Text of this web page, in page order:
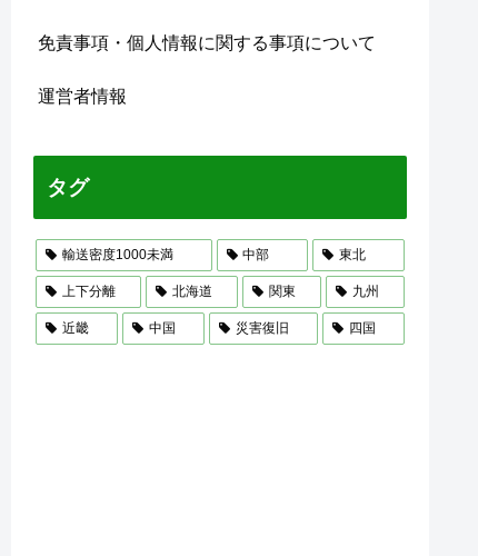
免責事項・個人情報に関する事項について
運営者情報
タグ
輸送密度1000未満 中部 東北
上下分離 北海道 関東 九州
近畿 中国 災害復旧 四国